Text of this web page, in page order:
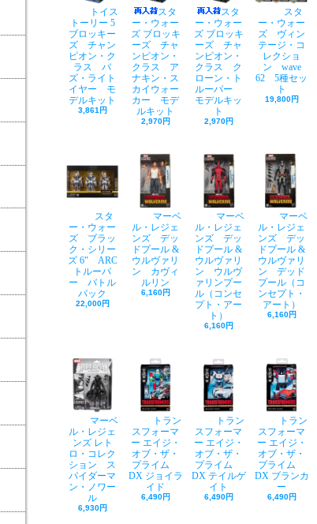
トイス
トーリー 5
ブロッキー
ズ チャン
ピオン・ク
ラス バ
ズ・ライト
イヤー モ
デルキット
3,861円
スタ
ー・ウォー
ズ ブロッキ
ーズ チャ
ンピオン・
クラス ア
ナキン・ス
カイウォー
カー モデ
ルキット
2,970円
スタ
ー・ウォー
ズ ブロッキ
ーズ チャ
ンピオン・
クラス ク
ローン・ト
ルーパー
モデルキッ
ト
2,970円
スタ
ー・ウォー
ズ ヴィン
テージ・コ
レクショ
ン wave
62 5種セッ
ト
19,800円
スタ
ー・ウォー
ズ ブラッ
ク・シリー
ズ 6" ARC
トルーパ
ー バトル
パック
22,000円
マーベ
ル・レジェ
ンズ デッ
ドプール &
ウルヴァリ
ン カヴィ
ルリン
6,160円
マーベ
ル・レジェ
ンズ デッ
ドプール &
ウルヴァリ
ン ウルヴ
ァリンプー
ル（コンセ
プト・アー
ト）
6,160円
マーベ
ル・レジェ
ンズ デッ
ドプール &
ウルヴァリ
ン デッド
プール（コ
ンセプト・
アート）
6,160円
マーベ
ル・レジェ
ンズ レト
ロ・コレク
ション ス
パイダーマ
ン・ノワー
ル
6,930円
トラン
スフォーマ
ー エイジ・
オブ・ザ・
プライム
DX ジョイラ
イド
6,490円
トラン
スフォーマ
ー エイジ・
オブ・ザ・
プライム
DX テイルゲ
イト
6,490円
トラン
スフォーマ
ー エイジ・
オブ・ザ・
プライム
DX ブランカ
ー
6,490円